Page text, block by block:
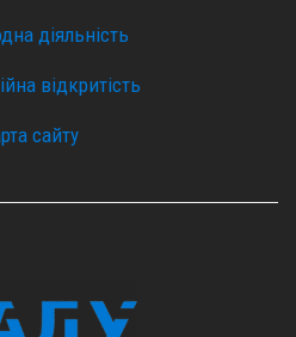
діяльність
відкритість
сайту